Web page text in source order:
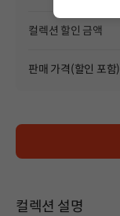
컬렉션 할인 금액
판매 가격(할인 포함)
컬렉션 설명